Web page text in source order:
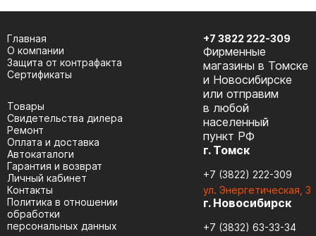
Главная
О компании
Защита от контрафакта
Сертификаты
Товары
Cвидетельства дилера
Ремонт
Оплата и доставка
Автокаталоги
Гарантия и возврат
Личный кабинет
Контакты
Политика в отношении
обработки
персональных данных
+7 3822 222-309
Фирменные
магазины в Томске
и Новосибирске
или отправим
в любой
населенный
пункт РФ
г. Томск
+7 (3822) 222-309
ул. Энергетическая, 3
г. Новосибирск
+7 (3832) 63-33-34